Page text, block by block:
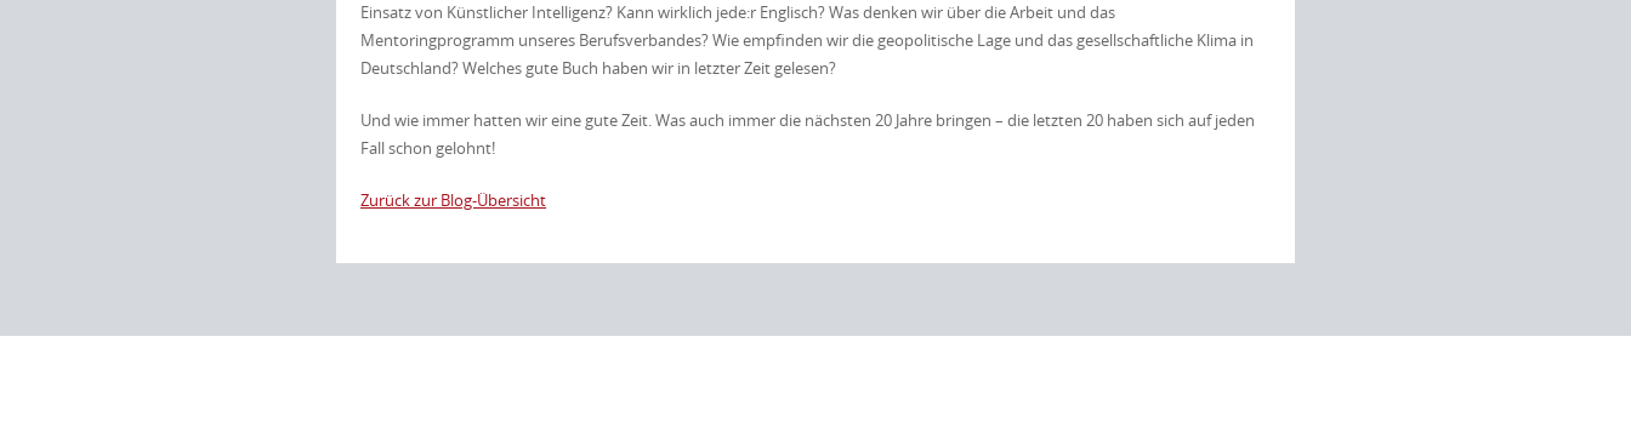
Einsatz von Künstlicher Intelligenz? Kann wirklich jede:r Englisch? Was denken wir über die Arbeit und das
Mentoringprogramm unseres Berufsverbandes? Wie empfinden wir die geopolitische Lage und das gesellschaftliche Klima in
Deutschland? Welches gute Buch haben wir in letzter Zeit gelesen?
Und wie immer hatten wir eine gute Zeit. Was auch immer die nächsten 20 Jahre bringen – die letzten 20 haben sich auf jeden
Fall schon gelohnt!
Zurück zur Blog-Übersicht